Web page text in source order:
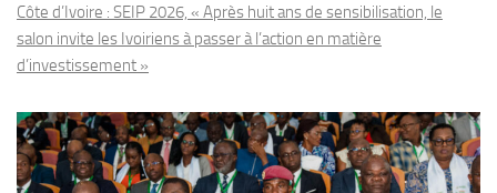
Côte d’Ivoire : SEIP 2026, « Après huit ans de sensibilisation, le
salon invite les Ivoiriens à passer à l’action en matière
d’investissement »